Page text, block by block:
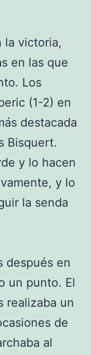
la victoria,
en las que
Los
(1-2) en
destacada
Bisquert.
y lo hacen
y lo
la senda
después en
un punto. El
realizaba un
de
al